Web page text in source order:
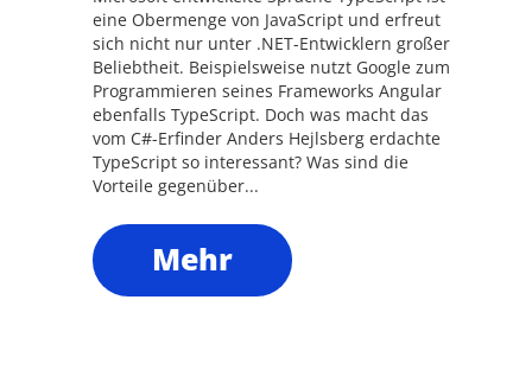
eine Obermenge von JavaScript und erfreut
sich nicht nur unter .NET-Entwicklern großer
Beliebtheit. Beispielsweise nutzt Google zum
Programmieren seines Frameworks Angular
ebenfalls TypeScript. Doch was macht das
vom C#-Erfinder Anders Hejlsberg erdachte
TypeScript so interessant? Was sind die
Vorteile gegenüber...
Mehr